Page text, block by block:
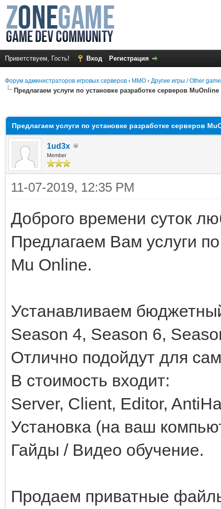
Приветствуем, Гость! Вход Регистрация
Форум администраторов игровых серверов › MMO › Другие игры / Other
Предлагаем услуги по установке разработке серверов
Предлагаем услуги по установке разработке серверов
1ud3x
Member
11-07-2019, 12:35 PM
Доброго времени суток
Предлагаем Вам услуги
Mu Online.
Устанавливаем
Season 4, Season 6,
Отлично подойдут для
В стоимость входит:
Server, Client, Editor,
Установка (на ваш
Гайды / Видео обучение.
Продаем приватные